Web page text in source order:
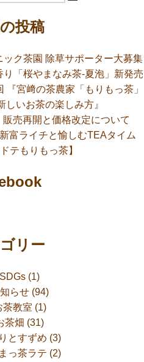
検
投稿
ック茶園 除草サポーター大募集
「桜やまなみ茶-夏泡」新発売
『宮﨑の茶農家「もりもっ茶」
しいお茶の楽しみ方』
売再開と価格改定について
富ライチと愉しむTEAタイム
テもりもっ茶】
リー
SDGs (1)
らせ (94)
茶教室 (1)
茶畑 (31)
とすずめ (3)
っ茶ラテ (2)